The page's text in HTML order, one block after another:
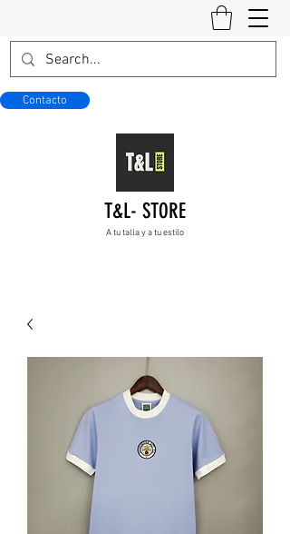
Contacto
T&L- STORE
A tu talla y a tu estilo